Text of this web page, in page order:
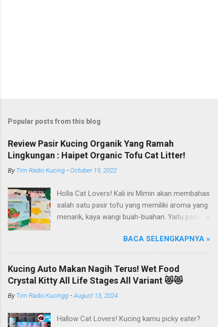
Popular posts from this blog
Review Pasir Kucing Organik Yang Ramah
Lingkungan : Haipet Organic Tofu Cat Litter!
ByTim Radio Kucing -October 19, 2022
Holla Cat Lovers! Kali ini Mimin akan membahas
salah satu pasir tofu yang memiliki aroma yang
menarik, kaya wangi buah-buahan. Yaitu pasir
Haipet merupakan salah satu merk produk
kucing yang diproduksi oleh PT. Arthacat Tirta
Surya, Indonesia. Perusahaan ini bergerak di
bidang produk perlengkapan kucing, seperti Cat
Tree Furniture, Cat Accessories, Cat Food, Cat
Litter, Cat Sandbox/Cat Litter, dan lain-lain.
dahulu dari PT. Arthacat Tirta Surya ini, ada
BACA SELENGKAPNYA »
Kucing Auto Makan Nagih Terus! Wet Food
Crystal Kitty All Life Stages All Variant 😻😻
ByTim Radio Kucingg -August 13, 2024
Hallow Cat Lovers! Kucing kamu picky eater?